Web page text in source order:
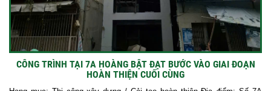
CÔNG TRÌNH TẠI 7A HOÀNG BẬT ĐẠT BƯỚC VÀO GIAI ĐOẠN
HOÀN THIỆN CUỐI CÙNG